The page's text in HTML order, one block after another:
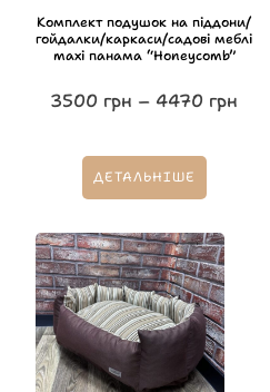
Комплект подушок на піддони/
гойдалки/каркаси/садові меблі
maxi панама “Honeycomb”
3500 грн – 4470 грн
ДЕТАЛЬНІШЕ